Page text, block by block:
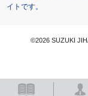
イトです。
©2026 SUZUKI